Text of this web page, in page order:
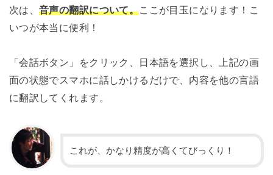
次は、音声の翻訳について。ここが目玉になります！こ
いつが本当に便利！
「会話ボタン」をクリック、日本語を選択し、上記の画
面の状態でスマホに話しかけるだけで、内容を他の言語
に翻訳してくれます。
これが、かなり精度が高くてびっくり！